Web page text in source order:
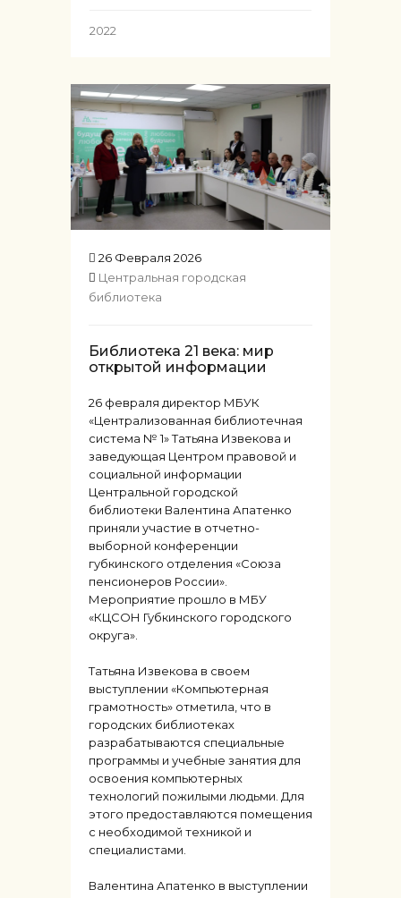
2022
26 Февраля 2026
Центральная городская
библиотека
Библиотека 21 века: мир
открытой информации
26 февраля директор МБУК
«Централизованная библиотечная
система № 1» Татьяна Извекова и
заведующая Центром правовой и
социальной информации
Центральной городской
библиотеки Валентина Апатенко
приняли участие в отчетно-
выборной конференции
губкинского отделения «Союза
пенсионеров России».
Мероприятие прошло в МБУ
«КЦСОН Губкинского городского
округа».
Татьяна Извекова в своем
выступлении «Компьютерная
грамотность» отметила, что в
городских библиотеках
разрабатываются специальные
программы и учебные занятия для
освоения компьютерных
технологий пожилыми людьми. Для
этого предоставляются помещения
с необходимой техникой и
специалистами.
Валентина Апатенко в выступлении